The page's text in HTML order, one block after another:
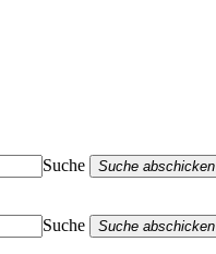
Suche
Suche abschicken
Suche
Suche abschicken